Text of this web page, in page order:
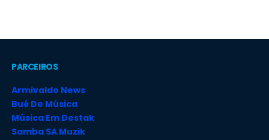
PARCEIROS
Armivaldo News
Bué De Música
Música Em Destak
Samba SA Muzik